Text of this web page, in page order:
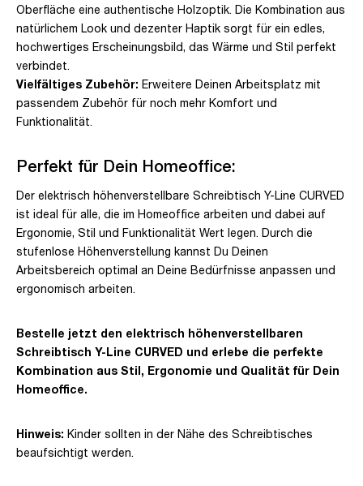
Oberfläche eine authentische Holzoptik. Die Kombination aus
natürlichem Look und dezenter Haptik sorgt für ein edles,
hochwertiges Erscheinungsbild, das Wärme und Stil perfekt
verbindet.
Vielfältiges Zubehör: Erweitere Deinen Arbeitsplatz mit
passendem Zubehör für noch mehr Komfort und
Funktionalität.
Perfekt für Dein Homeoffice:
Der elektrisch höhenverstellbare Schreibtisch Y-Line CURVED
ist ideal für alle, die im Homeoffice arbeiten und dabei auf
Ergonomie, Stil und Funktionalität Wert legen. Durch die
stufenlose Höhenverstellung kannst Du Deinen
Arbeitsbereich optimal an Deine Bedürfnisse anpassen und
ergonomisch arbeiten.
Bestelle jetzt den elektrisch höhenverstellbaren
Schreibtisch Y-Line CURVED und erlebe die perfekte
Kombination aus Stil, Ergonomie und Qualität für Dein
Homeoffice.
Hinweis: Kinder sollten in der Nähe des Schreibtisches
beaufsichtigt werden.